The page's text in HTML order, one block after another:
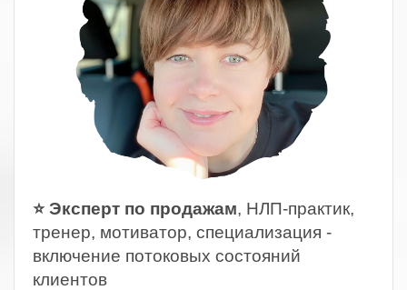
⭐ Эксперт по продажам, НЛП-практик,
тренер, мотиватор, специализация -
включение потоковых состояний
клиентов